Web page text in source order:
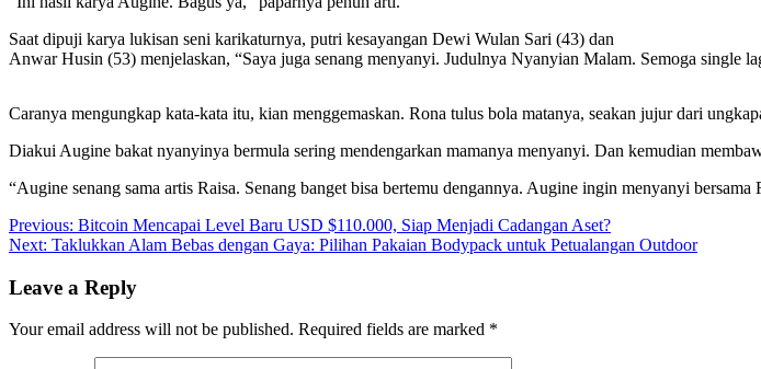
Saat dipuji karya lukisan seni karikaturnya, putri kesayangan Dewi Wulan Sari (43) dan
Anwar Husin (53) menjelaskan, “Saya juga senang menyanyi. Judulnya Nyanyian Malam. Semoga single
Caranya mengungkap kata-kata itu, kian menggemaskan. Rona tulus bola matanya, seakan jujur dari
Diakui Augine bakat nyanyinya bermula sering mendengarkan mamanya menyanyi. Dan kemudian
“Augine senang sama artis Raisa. Senang banget bisa bertemu dengannya. Augine ingin menyanyi bersama
Post
navigation
Previous: Bitcoin Mencapai Level Baru USD $110.000, Siap Menjadi Cadangan Aset?
Next: Taklukkan Alam Bebas dengan Gaya: Pilihan Pakaian Bodypack untuk Petualangan Outdoor
Leave a Reply
Your email address will not be published. Required fields are marked *